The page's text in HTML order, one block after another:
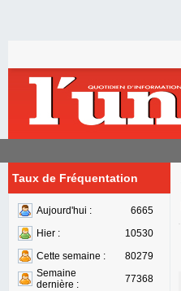
Taux de Fréquentation
Aujourd'hui :
6665
Hier :
10530
Cette semaine :
80279
Semaine
dernière :
77368